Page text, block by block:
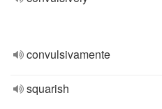
convulsivamente
squarish